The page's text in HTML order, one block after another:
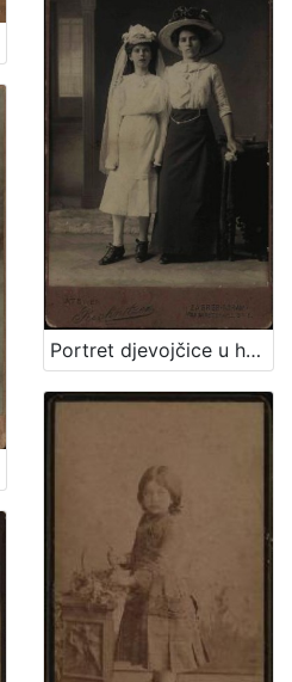
Portret djevojčice u haljini za krizmu i žene sa šeširom s cvijećem na obodu / Atelier Rechnitzer